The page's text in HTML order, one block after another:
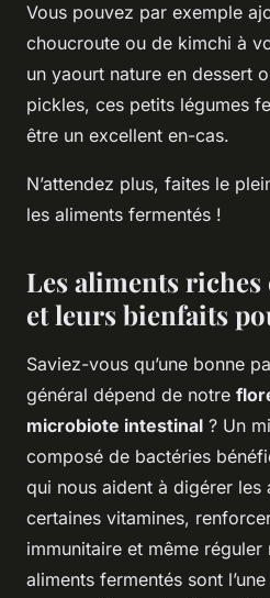
Vous pouvez par exemple
choucroute ou de kimchi à
un yaourt nature en dessert
pickles, ces petits légumes
être un excellent en-cas.
N’attendez plus, faites le
les aliments fermentés !
Les aliments
et leurs bienfaits
Saviez-vous qu’une bonne
général dépend de notre
microbiote intestinal ? Un
composé de bactéries
qui nous aident à digérer les
certaines vitamines,
immunitaire et même réguler
aliments fermentés sont